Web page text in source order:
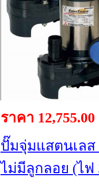
ราคา
ปั๊มจุ่มแสตนเลส
ไม่มีลูกลอย (ไฟ